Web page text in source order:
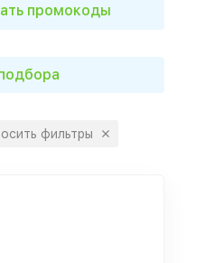
промокоды
фильтры